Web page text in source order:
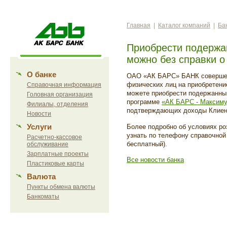
О банке
Справочная информация
Головная организация
Филиалы, отделения
Новости
Услуги
Расчетно-кассовое
обслуживание
Зарплатные проекты
Пластиковые карты
Валюта
Пункты обмена валюты
Банкоматы
Главная Каталог компаний
Приобрести
можно без справки
ОАО «АК БАРС» БАНК
физических лиц на
можете приобрести
программе «АК БАРС -
подтверждающих доходы
Более подробно об условиях
узнать по телефону
бесплатный).
Все новости банка